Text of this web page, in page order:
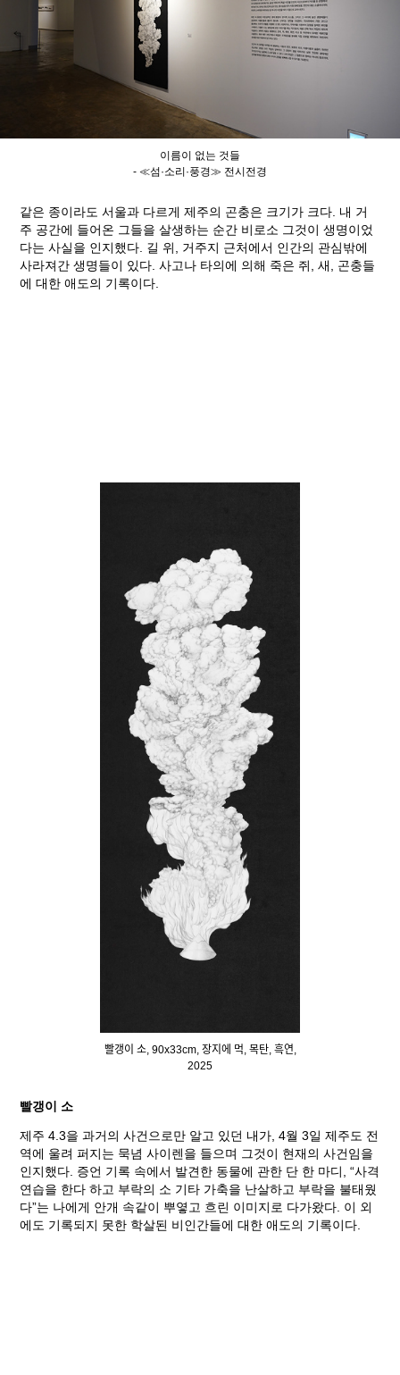
이름이 없는 것들
- ≪섬·소리·풍경≫ 전시전경
같은 종이라도 서울과 다르게 제주의 곤충은 크기가 크다. 내 거
주 공간에 들어온 그들을 살생하는 순간 비로소 그것이 생명이었
다는 사실을 인지했다. 길 위, 거주지 근처에서 인간의 관심밖에
사라져간 생명들이 있다. 사고나 타의에 의해 죽은 쥐, 새, 곤충들
에 대한 애도의 기록이다.
빨갱이 소, 90x33cm, 장지에 먹, 목탄, 흑연,
2025
빨갱이 소
제주 4.3을 과거의 사건으로만 알고 있던 내가, 4월 3일 제주도 전
역에 울려 퍼지는 묵념 사이렌을 들으며 그것이 현재의 사건임을
인지했다. 증언 기록 속에서 발견한 동물에 관한 단 한 마디, “사격
연습을 한다 하고 부락의 소 기타 가축을 난살하고 부락을 불태웠
다”는 나에게 안개 속같이 뿌옇고 흐린 이미지로 다가왔다. 이 외
에도 기록되지 못한 학살된 비인간들에 대한 애도의 기록이다.